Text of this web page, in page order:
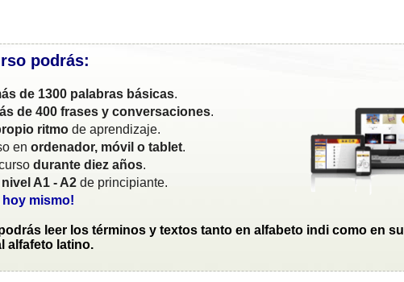
podrás:
de 1300 palabras básicas.
de 400 frases y conversaciones.
ritmode aprendizaje.
en ordenador, móvil o tablet.
durante diez años.
nivel A1 - A2de principiante.
hoy mismo!
leer los términos y textos tanto en alfabeto indi como en su
alfafeto latino.